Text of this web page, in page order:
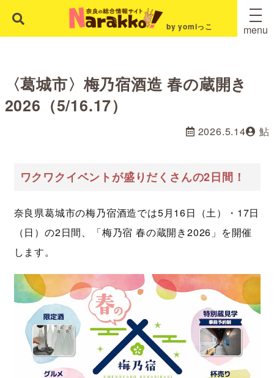
by yomiっこ menu
〈葛城市〉梅乃宿酒造 春の蔵開き
2026（5/16.17）
2026.5.14 鮎
ワクワクイベントが盛りだくさんの2日間！
奈良県葛城市の梅乃宿酒造では5月16日（土）・17日
（日）の2日間、「梅乃宿 春の蔵開き2026」を開催
します。